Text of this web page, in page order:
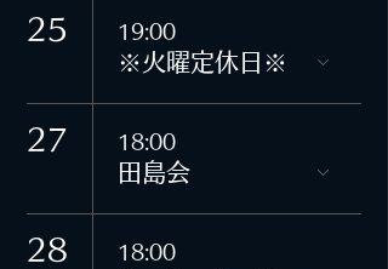
25 19:00
※火曜定休日※
27 18:00
田島会
28 18:00